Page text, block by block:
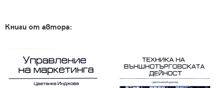
Книги от автора: